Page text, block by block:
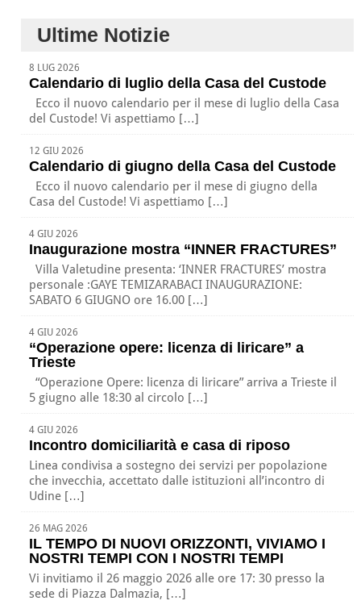
Ultime Notizie
8 LUG 2026
Calendario di luglio della Casa del Custode
Ecco il nuovo calendario per il mese di luglio della Casa
del Custode! Vi aspettiamo […]
12 GIU 2026
Calendario di giugno della Casa del Custode
Ecco il nuovo calendario per il mese di giugno della
Casa del Custode! Vi aspettiamo […]
4 GIU 2026
Inaugurazione mostra “INNER FRACTURES”
Villa Valetudine presenta: ‘INNER FRACTURES’ mostra
personale :GAYE TEMIZARABACI INAUGURAZIONE:
SABATO 6 GIUGNO ore 16.00 […]
4 GIU 2026
“Operazione opere: licenza di liricare” a
Trieste
“Operazione Opere: licenza di liricare” arriva a Trieste il
5 giugno alle 18:30 al circolo […]
4 GIU 2026
Incontro domiciliarità e casa di riposo
Linea condivisa a sostegno dei servizi per popolazione
che invecchia, accettato dalle istituzioni all’incontro di
Udine […]
26 MAG 2026
IL TEMPO DI NUOVI ORIZZONTI, VIVIAMO I
NOSTRI TEMPI CON I NOSTRI TEMPI
Vi invitiamo il 26 maggio 2026 alle ore 17: 30 presso la
sede di Piazza Dalmazia, […]